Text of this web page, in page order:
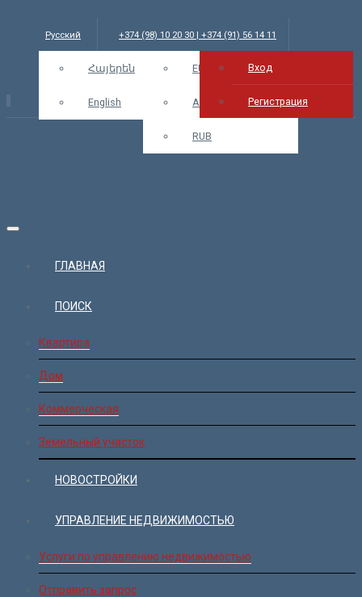
Русский
Հայերեն
English
+374 (98) 10 20 30 | +374 (91) 56 14 11
info@bars.am USD EUR
AMD
RUB
Вход Вход
Регистрация
ГЛАВНАЯ
ПОИСК
Квартира
Дом
Коммерческая
Земельный участок
НОВОСТРОЙКИ
УПРАВЛЕНИЕ НЕДВИЖИМОСТЬЮ
Услуги по управлению недвижимостью
Отправить запрос